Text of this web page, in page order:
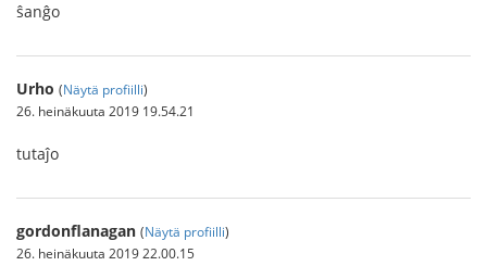
ŝanĝo
Urho (Näytä profiilli)
26. heinäkuuta 2019 19.54.21
tutaĵo
gordonflanagan (Näytä profiilli)
26. heinäkuuta 2019 22.00.15